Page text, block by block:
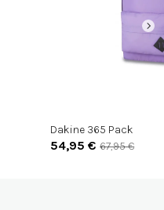
Dakine 365 Pack
54,95 € 67,95 €